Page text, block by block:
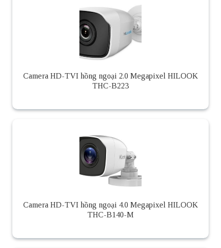
Camera HD-TVI hồng ngoại 2.0 Megapixel HILOOK
THC-B223
Camera HD-TVI hồng ngoại 4.0 Megapixel HILOOK
THC-B140-M